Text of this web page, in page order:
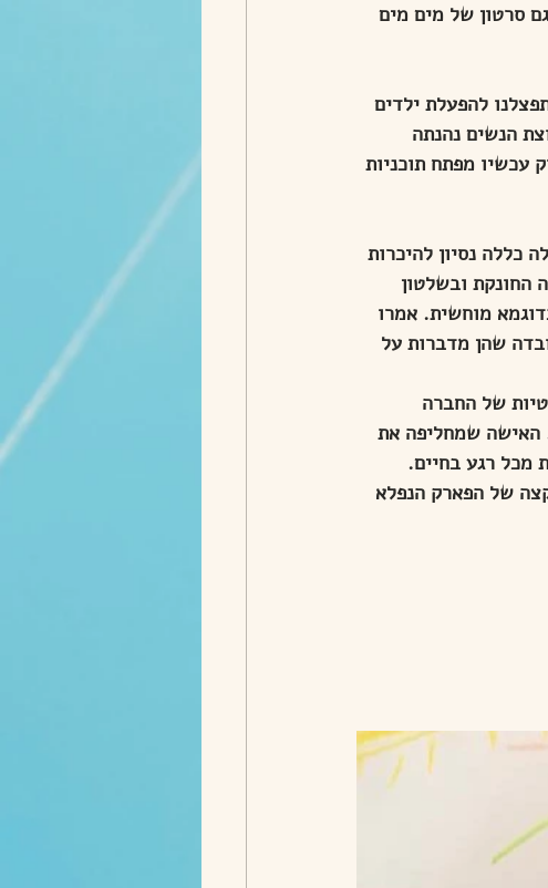
סרטון של מים מים
להפעלת ילדים
הנשים נהנתה
עכשיו מפתח תוכניות
השיחה במתכונת הרגילה כללה נסיון להיכרות
החונקת ובשלטון
מוחשית. אמרו
שהן מדברות על
של החברה
האישה שמחליפה את
מכל רגע בחיים.
של הפארק הנפלא